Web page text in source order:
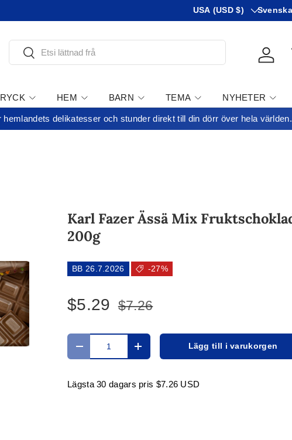
Vanligtvis
USA (USD $) Språk
Svenska
Söka
Söka
HEM BARN TEMA NYHETER
hemlandets delikatesser och stunder direkt till din dörr över hela världen.
Karl Fazer Ässä Mix
200g
BB 26.7.2026 -27%
$5.29 $7.26
Antal
Translation missing:Translation missing:Lägg till i varukorgen
Lägsta 30 dagars pris $7.26 USD